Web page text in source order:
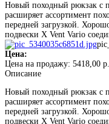
Новый походный рюкзак с
расширяет ассортимент
передней загрузкой.
подвески X Vent Vario
Цена:
Цена на продажу: 5418,00 р.
Описание
Новый походный рюкзак с
расширяет ассортимент
передней загрузкой.
подвески X Vent Vario